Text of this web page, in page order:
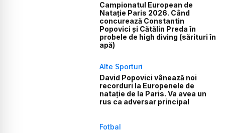
Campionatul European de
Natație Paris 2026. Când
concurează Constantin
Popovici și Cătălin Preda în
probele de high diving (sărituri în
apă)
Alte Sporturi
David Popovici vânează noi
recorduri la Europenele de
natație de la Paris. Va avea un
rus ca adversar principal
Fotbal